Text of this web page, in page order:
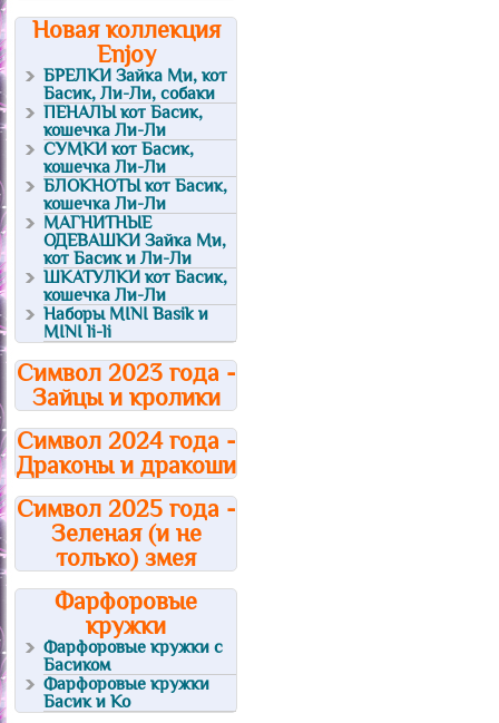
Новая коллекция
Enjoy
БРЕЛКИ Зайка Ми, кот
Басик, Ли-Ли, собаки
ПЕНАЛЫ кот Басик,
кошечка Ли-Ли
СУМКИ кот Басик,
кошечка Ли-Ли
БЛОКНОТЫ кот Басик,
кошечка Ли-Ли
МАГНИТНЫЕ
ОДЕВАШКИ Зайка Ми,
кот Басик и Ли-Ли
ШКАТУЛКИ кот Басик,
кошечка Ли-Ли
Наборы MINI Basik и
MINI li-li
Символ 2023 года -
Зайцы и кролики
Символ 2024 года -
Драконы и дракоши
Символ 2025 года -
Зеленая (и не
только) змея
Фарфоровые
кружки
Фарфоровые кружки с
Басиком
Фарфоровые кружки
Басик и Ко